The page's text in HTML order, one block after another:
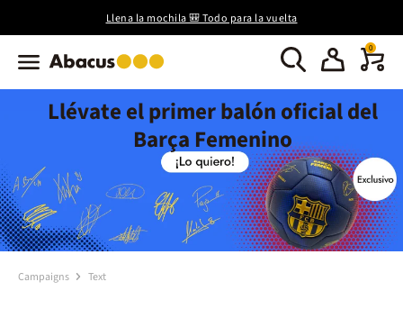
Llena la mochila 🎒 Todo para la vuelta
0
Llévate el primer balón oficial del
Barça Femenino
Campaigns Text